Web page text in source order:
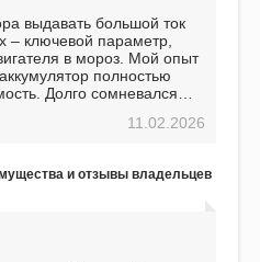
выдавать большой ток
– ключевой параметр,
в мороз. Мой опыт
полностью
Долго сомневался
отличное вложение,11.02.2026
и отзывы владельцев